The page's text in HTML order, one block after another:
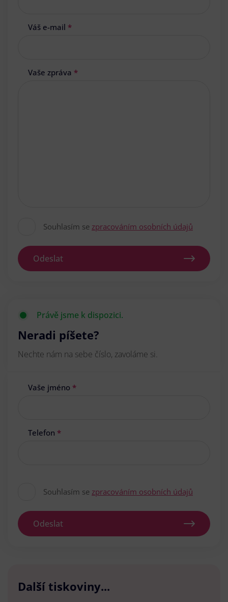
Váš e-mail *
Vaše zpráva *
Souhlasím se zpracováním osobních údajů
Odeslat
Právě jsme k dispozici.
Neradi píšete?
Nechte nám na sebe číslo, zavoláme si.
Vaše jméno *
Telefon *
Souhlasím se zpracováním osobních údajů
Odeslat
Další tiskoviny...